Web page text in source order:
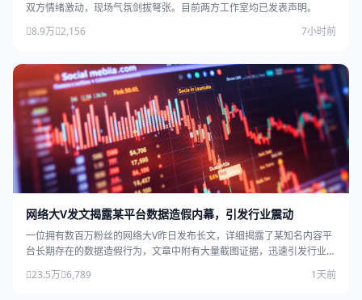
双方情绪激动，现场气氛剑拔弩张。目前两方工作室均已发表声明。
8.9万 2,156 7小时前
网络大V发文揭露某平台数据造假内幕，引发行业震动
一位拥有数百万粉丝的网络大V昨日发布长文，详细揭露了某知名内容平
台长期存在的数据造假行为，文章中附有大量截图证据，迅速引发行业广
23.5万 6,789 1天前